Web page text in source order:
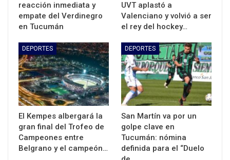
reacción inmediata y
empate del Verdinegro
en Tucumán
UVT aplastó a
Valenciano y volvió a ser
el rey del hockey…
DEPORTES
El Kempes albergará la
gran final del Trofeo de
Campeones entre
Belgrano y el campeón…
DEPORTES
San Martín va por un
golpe clave en
Tucumán: nómina
definida para el “Duelo